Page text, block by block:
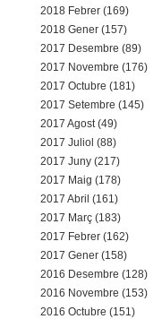
2018 Febrer (169)
2018 Gener (157)
2017 Desembre (89)
2017 Novembre (176)
2017 Octubre (181)
2017 Setembre (145)
2017 Agost (49)
2017 Juliol (88)
2017 Juny (217)
2017 Maig (178)
2017 Abril (161)
2017 Març (183)
2017 Febrer (162)
2017 Gener (158)
2016 Desembre (128)
2016 Novembre (153)
2016 Octubre (151)